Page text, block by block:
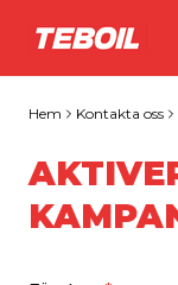
Gå till
Hem Kontakta oss